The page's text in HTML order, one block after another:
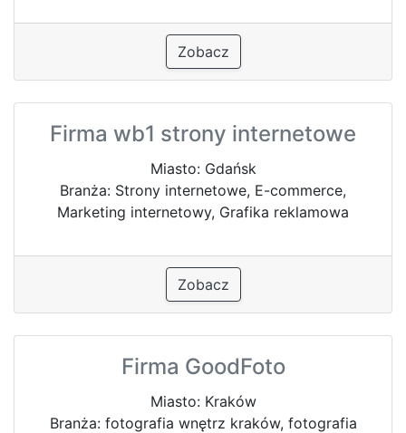
Zobacz
Firma wb1 strony internetowe
Miasto: Gdańsk
Branża: Strony internetowe, E-commerce,
Marketing internetowy, Grafika reklamowa
Zobacz
Firma GoodFoto
Miasto: Kraków
Branża: fotografia wnętrz kraków, fotografia